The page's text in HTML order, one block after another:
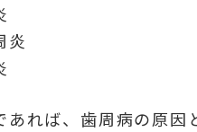
炎
あれば、歯周病の原因